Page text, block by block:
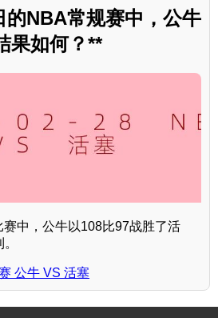
的NBA常规赛中，公牛
果如何？**
中，公牛以108比97战胜了活
公牛 VS 活塞